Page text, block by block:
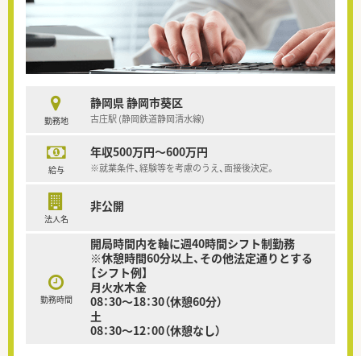
勤務地
静岡県 静岡市葵区
古庄駅 (静岡鉄道静岡清水線)
給与
年収500万円～600万円
※就業条件、経験等を考慮のうえ、面接後決定。
法人名
非公開
勤務時間
開局時間内を軸に週40時間シフト制勤務
※休憩時間60分以上、その他法定通りとする
【シフト例】
月火水木金
08：30～18：30（休憩60分）
土
08：30～12：00（休憩なし）